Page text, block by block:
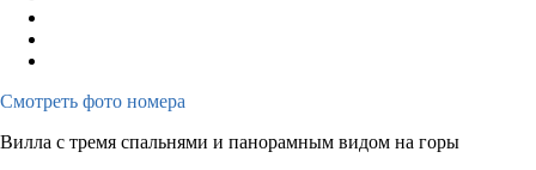
Смотреть фото номера
Вилла с тремя спальнями и панорамным видом на горы